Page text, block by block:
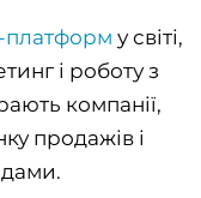
платформ у світі,
і роботу з
компанії,
продажів і